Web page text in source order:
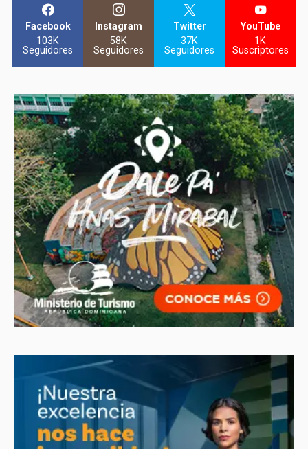
Facebook
103K
Seguidores
Instagram
58K
Seguidores
Twitter
37K
Seguidores
YouTube
1K
Suscriptores